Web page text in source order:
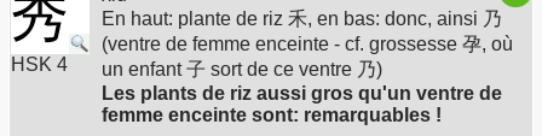
秀
HSK 4
En haut: plante de riz 禾, en bas: donc, ainsi 乃
(ventre de femme enceinte - cf. grossesse 孕, où
un enfant 子 sort de ce ventre 乃)
Les plants de riz aussi gros qu'un ventre de
femme enceinte sont: remarquables !